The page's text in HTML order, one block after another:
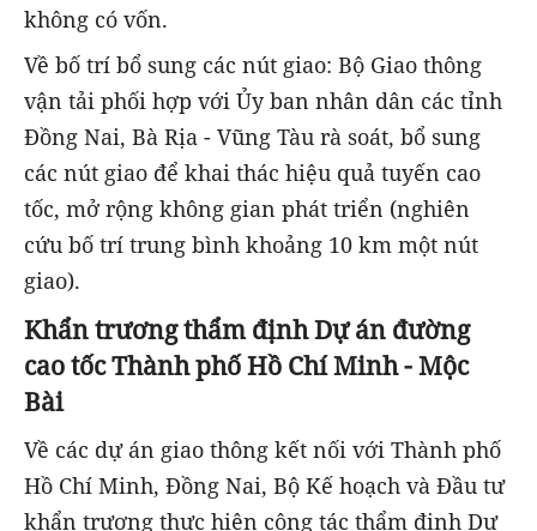
không có vốn.
Về bố trí bổ sung các nút giao: Bộ Giao thông
vận tải phối hợp với Ủy ban nhân dân các tỉnh
Đồng Nai, Bà Rịa - Vũng Tàu rà soát, bổ sung
các nút giao để khai thác hiệu quả tuyến cao
tốc, mở rộng không gian phát triển (nghiên
cứu bố trí trung bình khoảng 10 km một nút
giao).
Khẩn trương thẩm định Dự án đường
cao tốc Thành phố Hồ Chí Minh - Mộc
Bài
Về các dự án giao thông kết nối với Thành phố
Hồ Chí Minh, Đồng Nai, Bộ Kế hoạch và Đầu tư
khẩn trương thực hiện công tác thẩm định Dự